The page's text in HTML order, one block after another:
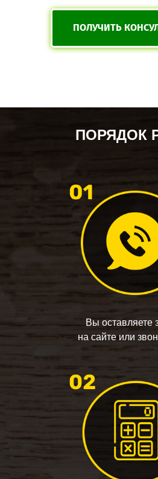
ПОЛУЧИТЬ
Вы оставляете
на сайте или
ПОРЯДОК